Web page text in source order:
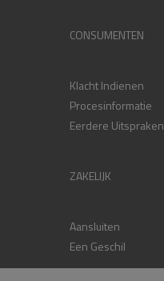
CONSUMENTEN
Klacht Indienen
Procesinformatie
Eerdere Uitspraken
ZAKELIJK
Aansluiten
Een Geschil